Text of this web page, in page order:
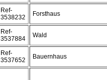
Ref-
3538232
Forsthaus
Ref-
3537884
Wald
Ref-
3537652
Bauernhaus